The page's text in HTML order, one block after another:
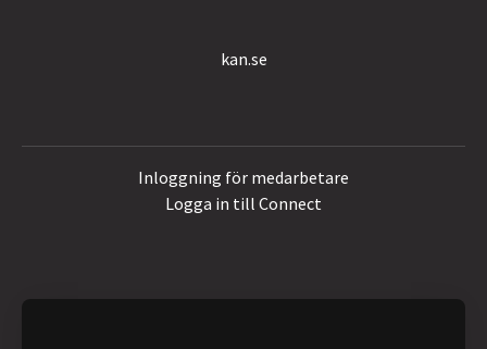
kan.se
Inloggning för medarbetare
Logga in till Connect